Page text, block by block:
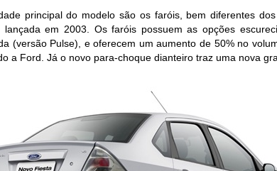
principal do modelo são os faróis, bem diferentes
lançada em 2003. Os faróis possuem as opções
(versão Pulse), e oferecem um aumento de 50% no
a Ford. Já o novo para-choque dianteiro traz uma nova